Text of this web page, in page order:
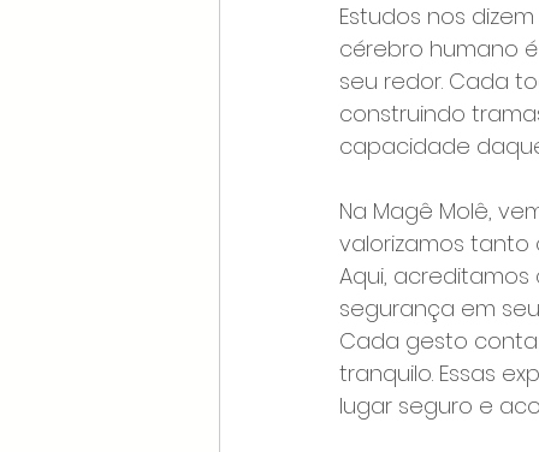
Estudos nos
cérebro humano
seu redor. Cada
construindo
capacidade
Na Magê Molê,
valorizamos tanto
Aqui,
segurança em
Cada gesto
tranquilo. Essas
lugar seguro e